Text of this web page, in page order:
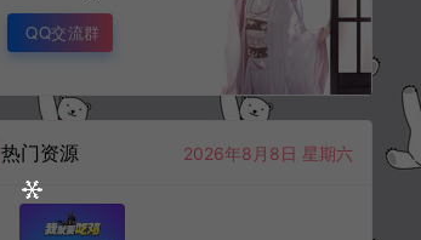
QQ交流群
热门资源 2026年8月8日 星期六